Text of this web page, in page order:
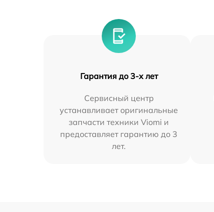
Гарантия до 3-х лет
Сервисный центр
устанавливает оригинальные
запчасти техники Viomi и
предоставляет гарантию до 3
лет.